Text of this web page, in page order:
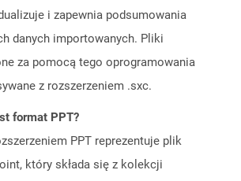
i zapewnia podsumowania
danych importowanych. Pliki
za pomocą tego oprogramowania
z rozszerzeniem .sxc.
format PPT?
PPT reprezentuje plik
który składa się z kolekcji